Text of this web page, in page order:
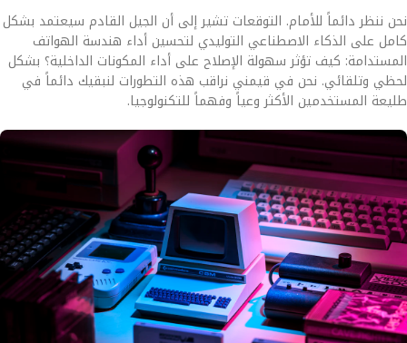
نحن ننظر دائماً للأمام. التوقعات تشير إلى أن الجيل القادم سيعتمد بشكل
كامل على الذكاء الاصطناعي التوليدي لتحسين أداء هندسة الهواتف
المستدامة: كيف تؤثر سهولة الإصلاح على أداء المكونات الداخلية؟ بشكل
لحظي وتلقائي. نحن في قيمني نراقب هذه التطورات لنبقيك دائماً في
طليعة المستخدمين الأكثر وعياً وفهماً للتكنولوجيا.